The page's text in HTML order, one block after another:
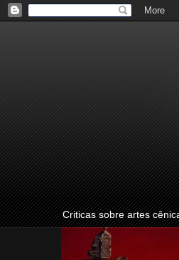
Criticas sobre artes